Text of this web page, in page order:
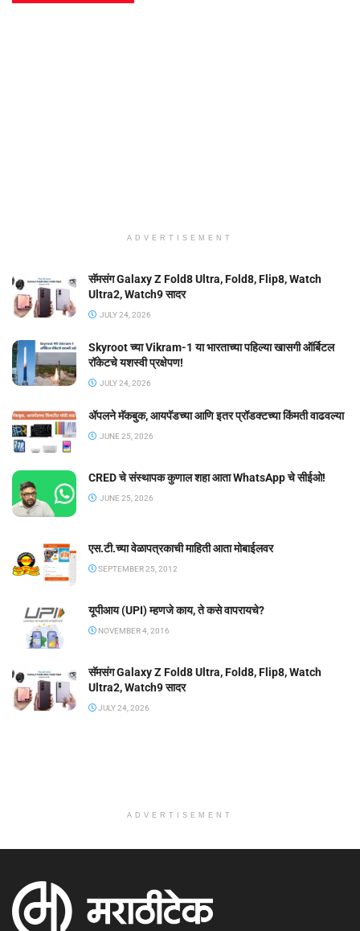
ADVERTISEMENT
सॅमसंग Galaxy Z Fold8 Ultra, Fold8, Flip8, Watch
Ultra2, Watch9 सादर
JULY 24, 2026
Skyroot च्या Vikram-1 या भारताच्या पहिल्या खासगी ऑर्बिटल
रॉकेटचे यशस्वी प्रक्षेपण!
JULY 24, 2026
ॲपलने मॅकबुक, आयपॅडच्या आणि इतर प्रॉडक्टच्या किंमती वाढवल्या
JUNE 25, 2026
CRED चे संस्थापक कुणाल शहा आता WhatsApp चे सीईओ!
JUNE 25, 2026
एस.टी.च्या वेळापत्रकाची माहिती आता मोबाईलवर
SEPTEMBER 25, 2012
यूपीआय (UPI) म्हणजे काय, ते कसे वापरायचे?
NOVEMBER 4, 2016
सॅमसंग Galaxy Z Fold8 Ultra, Fold8, Flip8, Watch
Ultra2, Watch9 सादर
JULY 24, 2026
ADVERTISEMENT